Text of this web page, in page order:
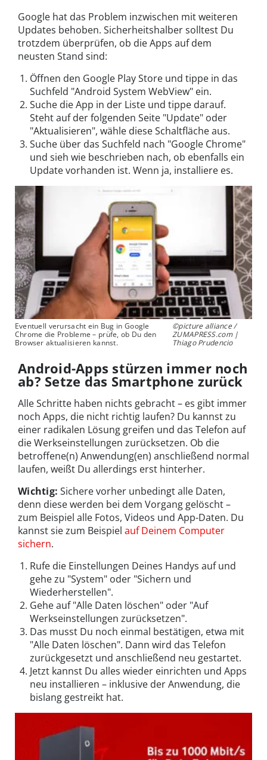
Google hat das Problem inzwischen mit weiteren
Updates behoben. Sicherheitshalber solltest Du
trotzdem überprüfen, ob die Apps auf dem
neusten Stand sind:
Öffnen den Google Play Store und tippe in das
Suchfeld "Android System WebView" ein.
Suche die App in der Liste und tippe darauf.
Steht auf der folgenden Seite "Update" oder
"Aktualisieren", wähle diese Schaltfläche aus.
Suche über das Suchfeld nach "Google Chrome"
und sieh wie beschrieben nach, ob ebenfalls ein
Update vorhanden ist. Wenn ja, installiere es.
Eventuell verursacht ein Bug in Google
Chrome die Probleme – prüfe, ob Du den
Browser aktualisieren kannst.
©picture alliance /
ZUMAPRESS.com |
Thiago Prudencio
Android-Apps stürzen immer noch
ab? Setze das Smartphone zurück
Alle Schritte haben nichts gebracht – es gibt immer
noch Apps, die nicht richtig laufen? Du kannst zu
einer radikalen Lösung greifen und das Telefon auf
die Werkseinstellungen zurücksetzen. Ob die
betroffene(n) Anwendung(en) anschließend normal
laufen, weißt Du allerdings erst hinterher.
Wichtig: Sichere vorher unbedingt alle Daten,
denn diese werden bei dem Vorgang gelöscht –
zum Beispiel alle Fotos, Videos und App-Daten. Du
kannst sie zum Beispiel auf Deinem Computer
sichern.
Rufe die Einstellungen Deines Handys auf und
gehe zu "System" oder "Sichern und
Wiederherstellen".
Gehe auf "Alle Daten löschen" oder "Auf
Werkseinstellungen zurücksetzen".
Das musst Du noch einmal bestätigen, etwa mit
"Alle Daten löschen". Dann wird das Telefon
zurückgesetzt und anschließend neu gestartet.
Jetzt kannst Du alles wieder einrichten und Apps
neu installieren – inklusive der Anwendung, die
bislang gestreikt hat.